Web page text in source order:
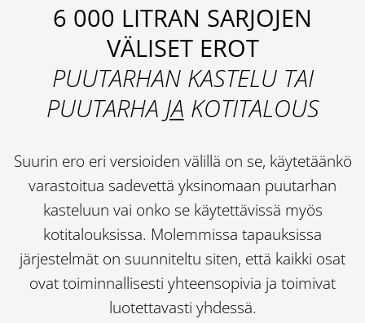
6 000 LITRAN SARJOJEN
VÄLISET EROT
PUUTARHAN KASTELU TAI
PUUTARHA JA KOTITALOUS
Suurin ero eri versioiden välillä on se, käytetäänkö
varastoitua sadevettä yksinomaan puutarhan
kasteluun vai onko se käytettävissä myös
kotitalouksissa. Molemmissa tapauksissa
järjestelmät on suunniteltu siten, että kaikki osat
ovat toiminnallisesti yhteensopivia ja toimivat
luotettavasti yhdessä.